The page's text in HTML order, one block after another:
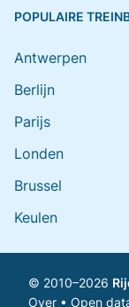
POPULAIRE
Antwerpen
Berlijn
Parijs
Londen
Brussel
Keulen
© 2010–2026
Over • Open